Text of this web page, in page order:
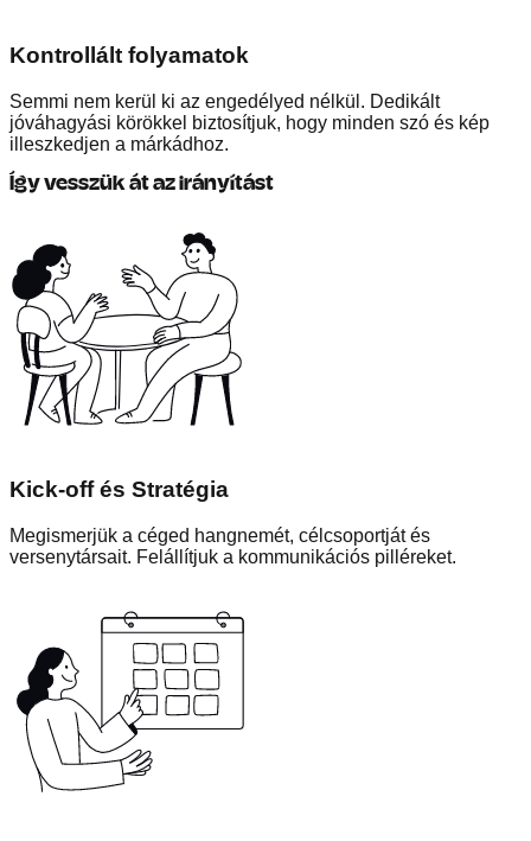
Kontrollált folyamatok
Semmi nem kerül ki az engedélyed nélkül. Dedikált
jóváhagyási körökkel biztosítjuk, hogy minden szó és kép
illeszkedjen a márkádhoz.
Így vesszük át az irányítást
Kick-off és Stratégia
Megismerjük a céged hangnemét, célcsoportját és
versenytársait. Felállítjuk a kommunikációs pilléreket.